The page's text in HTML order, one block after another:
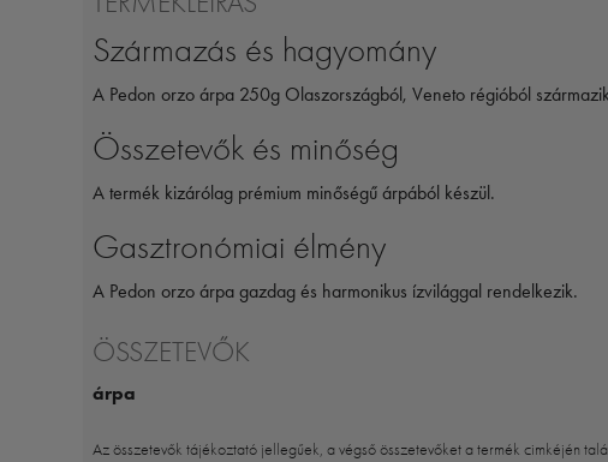
Származás és hagyomány
A Pedon orzo árpa 250g Olaszországból, Veneto régióból
Összetevők és minőség
A termék kizárólag prémium minőségű árpából készül.
Gasztronómiai élmény
A Pedon orzo árpa gazdag és harmonikus ízvilággal rendelkezik.
ÖSSZETEVŐK
árpa
Az összetevők tájékoztató jellegűek, a végső összetevőket a termék cimkéjén